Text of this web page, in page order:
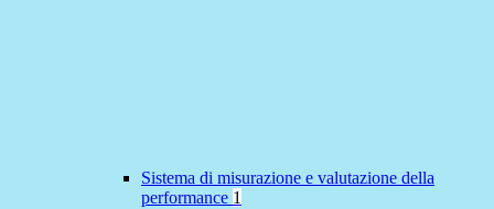
Sistema di misurazione e valutazione della
performance 1